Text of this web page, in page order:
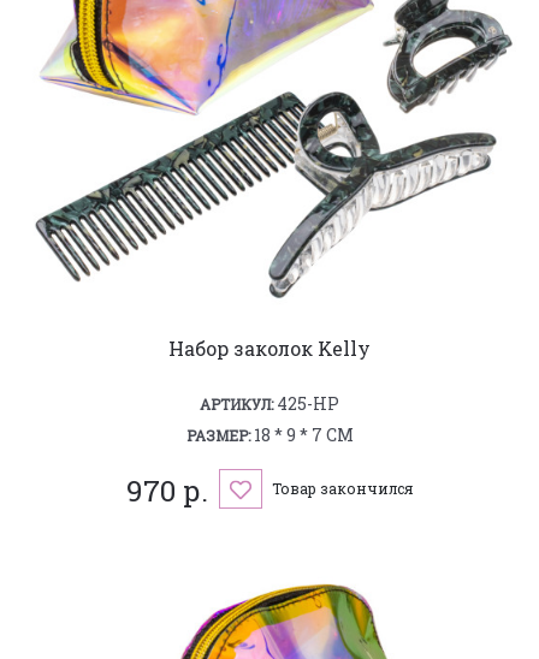
Набор заколок Kelly
АРТИКУЛ:425-HP
РАЗМЕР:18 * 9 * 7 СМ
970 р. Товар закончился